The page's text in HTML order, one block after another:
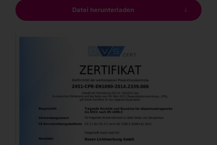
Datei herunterladen